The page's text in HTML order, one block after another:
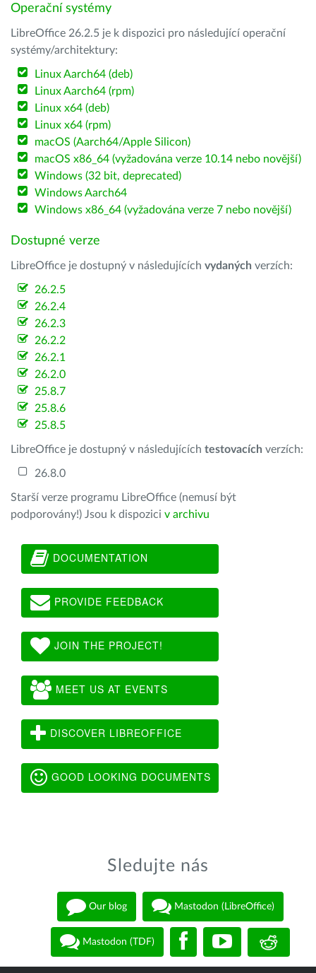
Operační systémy
LibreOffice 26.2.5 je k dispozici pro následující operační
systémy/architektury:
Linux Aarch64 (deb)
Linux Aarch64 (rpm)
Linux x64 (deb)
Linux x64 (rpm)
macOS (Aarch64/Apple Silicon)
macOS x86_64 (vyžadována verze 10.14 nebo novější)
Windows (32 bit, deprecated)
Windows Aarch64
Windows x86_64 (vyžadována verze 7 nebo novější)
Dostupné verze
LibreOffice je dostupný v následujících vydaných verzích:
26.2.5
26.2.4
26.2.3
26.2.2
26.2.1
26.2.0
25.8.7
25.8.6
25.8.5
LibreOffice je dostupný v následujících testovacích verzích:
26.8.0
Starší verze programu LibreOffice (nemusí být
podporovány!) Jsou k dispozici v archivu
DOCUMENTATION
PROVIDE FEEDBACK
JOIN THE PROJECT!
MEET US AT EVENTS
DISCOVER LIBREOFFICE
GOOD LOOKING DOCUMENTS
Sledujte nás
Our blog Mastodon (LibreOffice)
Mastodon (TDF)